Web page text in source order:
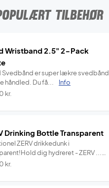
TILBEHØR
Wristband 2.5" 2-Pack
Svedbånd er super lækre svedbånd
håndled. Du få...
Info
kr.
Drinking Bottle Transparent
ZERV drikkedunk i
dig hydreret - ZERV ...
kr.